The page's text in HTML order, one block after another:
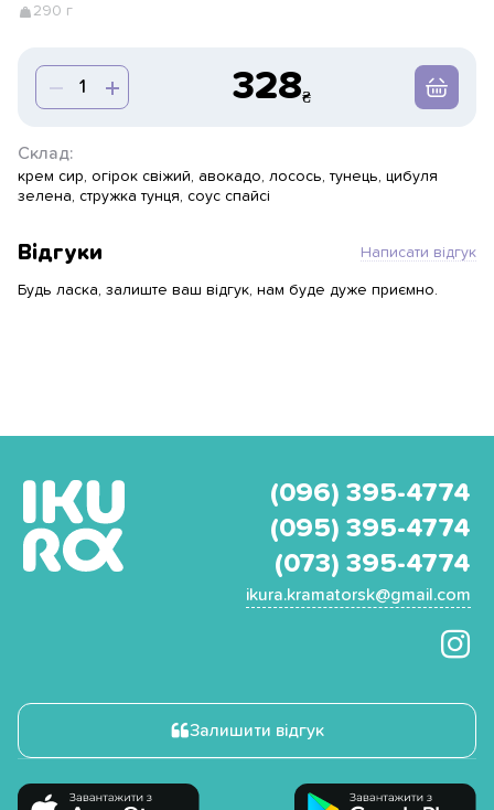
290 г
328
Склад:
крем сир, огірок свіжий, авокадо, лосось, тунець, цибуля
зелена, стружка тунця, соус спайсі
Відгуки Написати відгук
Будь ласка, залиште ваш відгук, нам буде дуже приємно.
(096) 395-4774
(095) 395-4774
(073) 395-4774
ikura.kramatorsk@gmail.com
Залишити відгук